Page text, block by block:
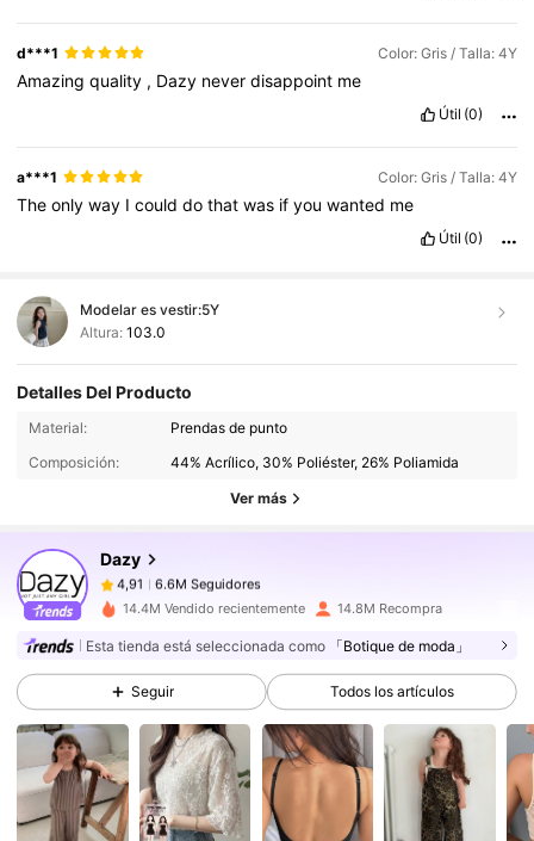
d***1 Color: Gris / Talla: 4Y
Amazingquality , Dazy neverdisappoint me
Útil (0)
a***1 Color: Gris / Talla: 4Y
Theonlyway Icoulddothatwas ifyouwanted me
Útil (0)
Modelar es vestir:5Y
Altura: 103.0
Detalles Del Producto
Material:
Prendas de punto
Composición:
44% Acrílico, 30% Poliéster, 26% Poliamida
Ver más
Dazy
6.6M Seguidores
4,91
6.6M Seguidores
c***vpagóHace 1 día
4,91 6.6M Seguidores
4,91 6.6M Seguidores
4,91 6.6M Seguidores
14.4M Vendido recientemente 14.8M Recompra
Esta tienda está seleccionada como 「Botique de moda」
Seguir Todos los artículos